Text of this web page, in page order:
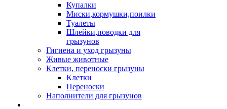
Купалки
Миски,кормушки,поилки
Туалеты
Шлейки,поводки для
грызунов
Гигиена и уход грызуны
Живые животные
Клетки, переноски грызуны
Клетки
Переноски
Наполнители для грызунов